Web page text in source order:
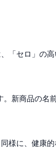
「セロ」の高
新商品の名
様に、健康的